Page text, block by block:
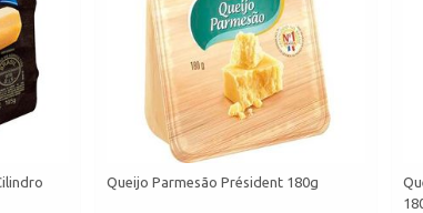
Queijo Parmesão Président 180g